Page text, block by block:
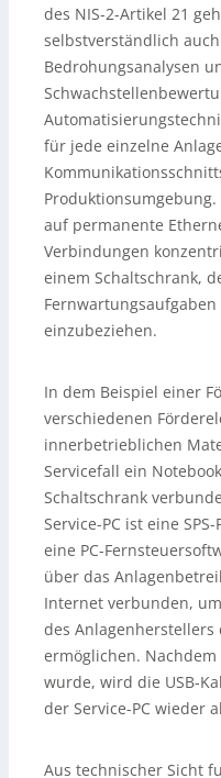
des NIS-2-Artikel 21
selbstverständlich
Bedrohungsanalysen
für jede einzelne
auf permanente
Verbindungen
einem Schaltschrank,
einzubeziehen.
In dem Beispiel einer
verschiedenen
innerbetrieblichen
Servicefall ein
Schaltschrank
Service-PC ist eine
eine PC-
über das
Internet verbunden,
des Anlagenherstellers
ermöglichen.
wurde, wird die USB-
der Service-PC wieder
Aus technischer Sicht